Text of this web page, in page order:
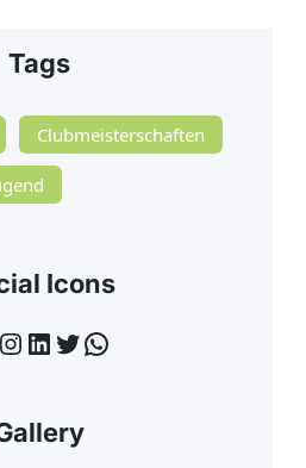
Tags
Clubmeisterschaften
Icons
InstagramLinkedIn Twitter WhatsApp